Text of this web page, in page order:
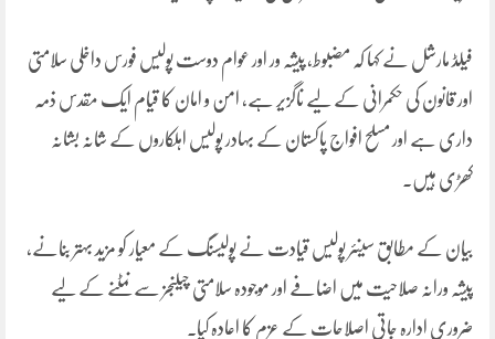
فیلڈ مارشل نے کہا کہ مضبوط، پیشہ ور اور عوام دوست پولیس فورس داخلی سلامتی
اور قانون کی حکمرانی کے لیے ناگزیر ہے، امن و امان کا قیام ایک مقدس ذمہ
داری ہے اور مسلح افواج پاکستان کے بہادر پولیس اہلکاروں کے شانہ بشانہ
کھڑی ہیں۔
بیان کے مطابق سینئر پولیس قیادت نے پولیسنگ کے معیار کو مزید بہتر بنانے،
پیشہ ورانہ صلاحیت میں اضافے اور موجودہ سلامتی چیلنجز سے نمٹنے کے لیے
ضروری ادارہ جاتی اصلاحات کے عزم کا اعادہ کیا۔